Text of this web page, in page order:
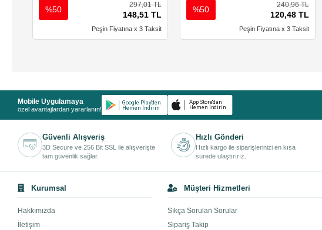
297,01 TL
148,51 TL
%50
Peşin Fiyatına x 3 Taksit
240,96 TL
120,48 TL
%50
Peşin Fiyatına x 3 Taksit
Mobile Uygulamaya
özel avantajlardan yararlanın!
Güvenli Alışveriş
3D Secure ve 256 Bit SSL ile alışverişte
tam güvenlik sağlar.
Hızlı Gönderi
Hızlı kargo ile siparişlerinizi en kısa
sürede ulaştırırız.
Kurumsal
Hakkımızda
İletişim
Müşteri Hizmetleri
Sıkça Sorulan Sorular
Sipariş Takip